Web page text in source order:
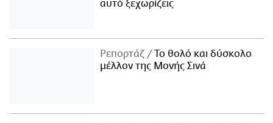
αυτό ξεχωρίζεις
Ρεπορτάζ
Το θολό και δύσκολο
μέλλον της Μονής Σινά